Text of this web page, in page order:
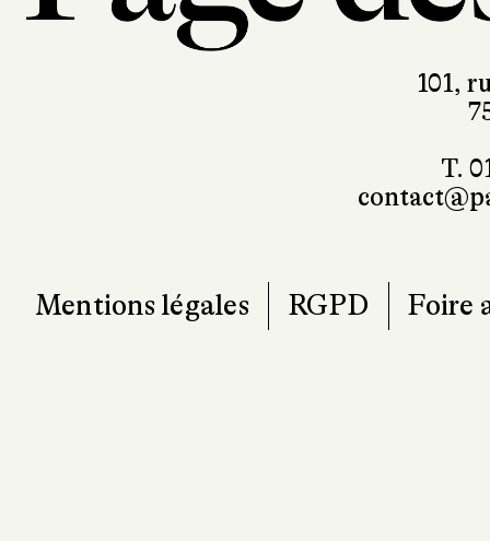
101,
T.
Mentions légales RGPD Foire